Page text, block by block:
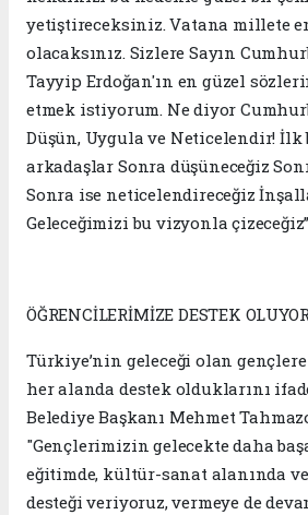
yetiştireceksiniz. Vatana millete
olacaksınız. Sizlere Sayın
Tayyip Erdoğan'ın en güzel
etmek istiyorum. Ne diyor
Düşün, Uygula ve Neticelendir! İlk
arkadaşlar Sonra düşüneceğiz
Sonra ise neticelendireceğiz
Geleceğimizi bu vizyonla
ÖĞRENCİLERİMİZE DESTEK
Türkiye’nin geleceği olan
her alanda destek olduklarını
Belediye Başkanı Mehmet
"Gençlerimizin gelecekte daha
eğitimde, kültür-sanat alanında
desteği veriyoruz, vermeye de